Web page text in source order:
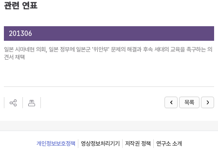
관련 연표
201306
일본 시마네현 의회, 일본 정부에 일본군 '위안부' 문제의 해결과 후속 세대의 교육을 촉구하는 의
견서 채택
목록
Footer
개인정보보호정책 영상정보처리기기 저작권 정책 연구소 소개